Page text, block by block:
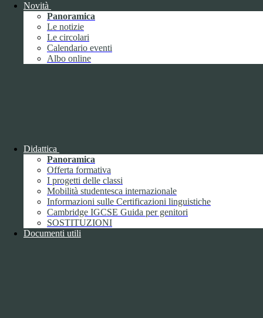
Novità
Panoramica
Le notizie
Le circolari
Calendario eventi
Albo online
Didattica
Panoramica
Offerta formativa
I progetti delle classi
Mobilità studentesca internazionale
Informazioni sulle Certificazioni linguistiche
Cambridge IGCSE Guida per genitori
SOSTITUZIONI
Documenti utili
Sistema di misurazione e valutazione della
performance